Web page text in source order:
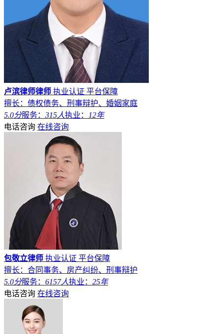
卢滨律师律师 执业认证 平台保障
擅长：债权债务、刑事辩护、婚姻家庭
5.0分服务： 315人执业： 12年
电话咨询 在线咨询
包敬立律师 执业认证 平台保障
擅长：合同事务、房产纠纷、刑事辩护
5.0分服务： 6157人执业： 25年
电话咨询 在线咨询